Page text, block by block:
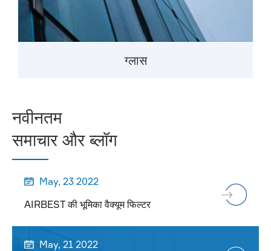
ग्लास
नवीनतम
समाचार और ब्लॉग

May, 23 2022
AIRBEST की भूमिका वैक्यूम फिल्टर

May, 21 2022